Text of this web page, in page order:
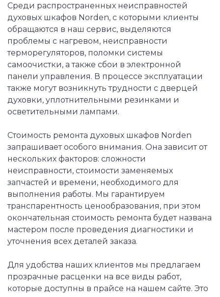
Среди распространенных неисправностей
духовых шкафов Norden, с которыми клиенты
обращаются в наш сервис, выделяются
проблемы с нагревом, неисправности
терморегуляторов, поломки системы
самоочистки, а также сбои в электронной
панели управления. В процессе эксплуатации
также могут возникнуть трудности с дверцей
духовки, уплотнительными резинками и
осветительными лампами.
Стоимость ремонта духовых шкафов Norden
запрашивает особого внимания. Она зависит от
нескольких факторов: сложности
неисправности, стоимости заменяемых
запчастей и времени, необходимого для
выполнения работы. Мы гарантируем
транспарентность ценообразования, при этом
окончательная стоимость ремонта будет названа
мастером после проведения диагностики и
уточнения всех деталей заказа.
Для удобства наших клиентов мы предлагаем
прозрачные расценки на все виды работ,
которые доступны в прайсе на нашем сайте. Это